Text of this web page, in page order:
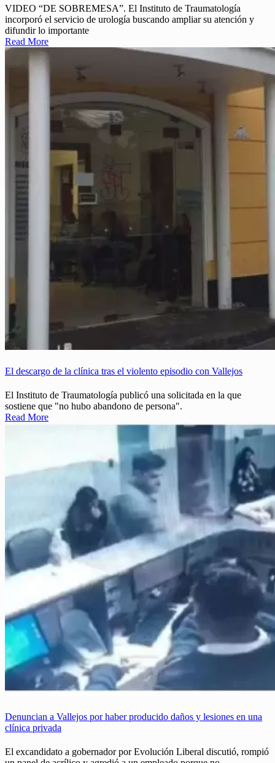
VIDEO “DE SOBREMESA”. El Instituto de Traumatología
incorporó el servicio de urología buscando ampliar su atención y
difundir lo importante
Read More
El descargo de la clínica tras el violento episodio con Vallejos
El Instituto de Traumatología publicó una solicitada en la que
sostiene que "no hubo abandono de persona".
Read More
Denuncian a Vallejos por haber producido daños y lesiones en una
clínica privada
El excandidato a gobernador por Evolución Liberal discutió, rompió